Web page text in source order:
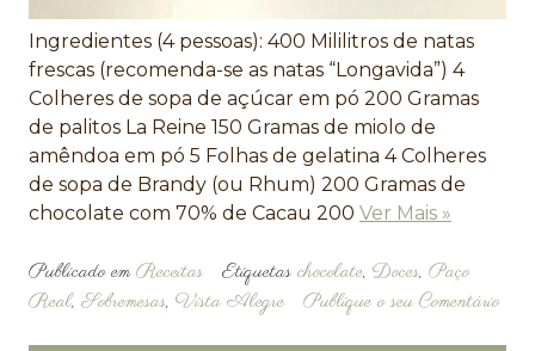
Ingredientes (4 pessoas): 400 Mililitros de natas
frescas (recomenda-se as natas “Longavida”) 4
Colheres de sopa de açúcar em pó 200 Gramas
de palitos La Reine 150 Gramas de miolo de
amêndoa em pó 5 Folhas de gelatina 4 Colheres
de sopa de Brandy (ou Rhum) 200 Gramas de
chocolate com 70% de Cacau 200 Ver Mais »
Publicado emReceitas Etiquetas chocolate, Doces, Paço
Real, Sobremesas, Vista Alegre Publique o seu Comentário